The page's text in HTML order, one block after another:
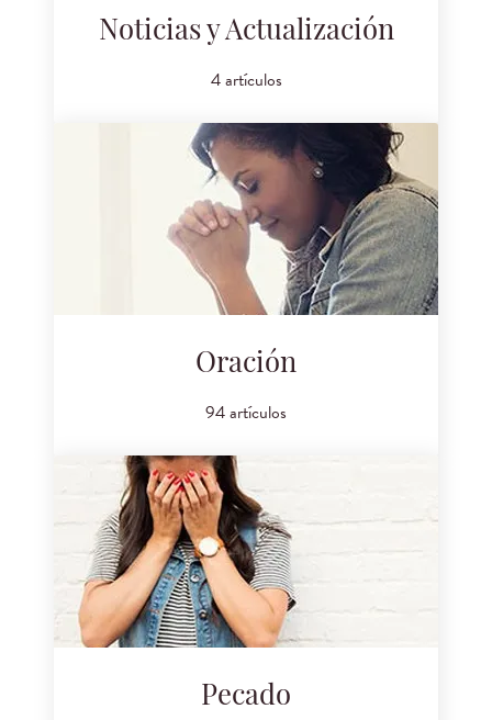
Noticias y Actualización
4 artículos
Oración
94 artículos
Pecado